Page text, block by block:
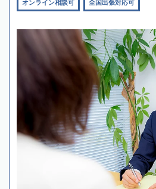
オンライン相談可 全国出張対応可